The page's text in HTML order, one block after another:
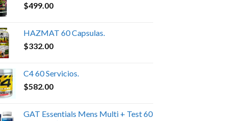
$499.00
HAZMAT 60 Capsulas.
$332.00
C4 60 Servicios.
$582.00
GAT Essentials Mens Multi + Test 60